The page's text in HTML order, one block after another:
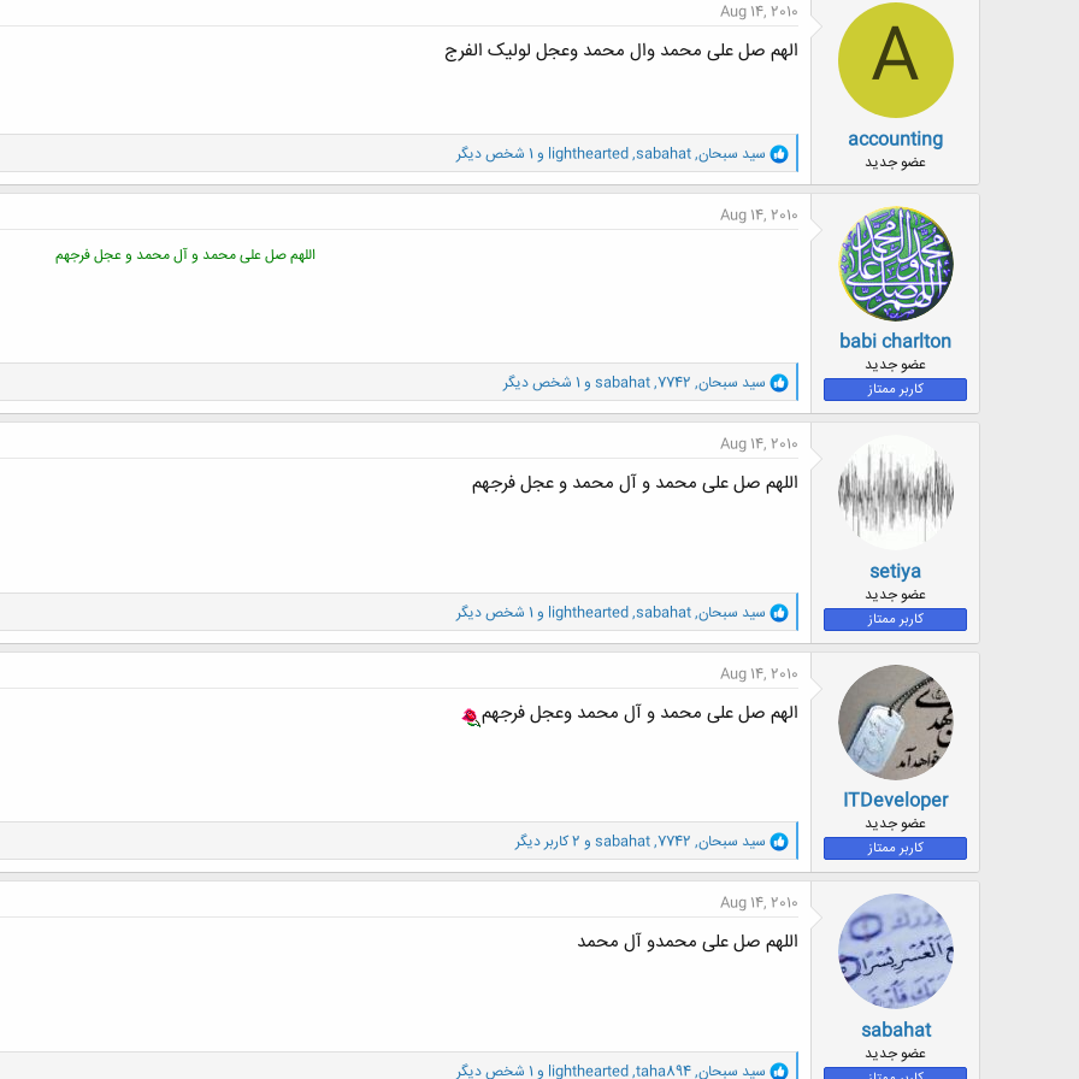
ن
ش
ه
A
accounting
عضو جدید
Aug 14, 2010
الهم صل علی محمد وال محمد وعجل لولیک الفرج
و
ا
ک
ن
ش
سید سبحان,
sabahat
,
lighthearted و 1 شخص دیگر
babi charlton
عضو جدید
کاربر ممتاز
Aug 14, 2010
اللهم صل علی محمد و آل محمد و عجل فرجهم
و
ا
ک
ن
ش
ه
ا
سید سبحان,
7742
,
sabahat و 1 شخص دیگر
setiya
عضو جدید
کاربر ممتاز
Aug 14, 2010
اللهم صل علی محمد و آل محمد و عجل فرجهم
و
ا
ک
ن
ش
ه
ا
سید سبحان,
sabahat
,
lighthearted و 1 شخص دیگر
ITDeveloper
عضو جدید
کاربر ممتاز
Aug 14, 2010
الهم صل علی محمد و آل محمد وعجل فرجهم
و
ا
ک
ن
ش
ه
ا
سید سبحان,
7742
,
sabahat و 2 کاربر دیگر
sabahat
عضو جدید
Aug 14, 2010
اللهم صل علی محمدو آل محمد
وسید سبحان,
taha894
,
lighthearted و 1 شخص دیگر